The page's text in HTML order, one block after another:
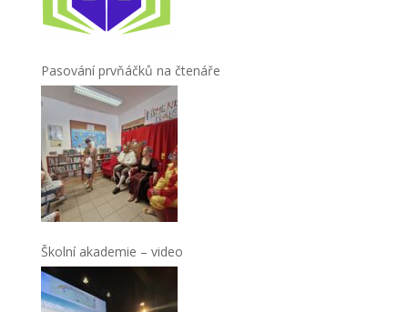
Pasování prvňáčků na čtenáře
Školní akademie – video